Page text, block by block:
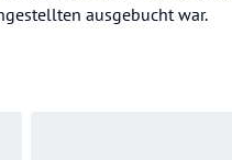
ausgebucht war.